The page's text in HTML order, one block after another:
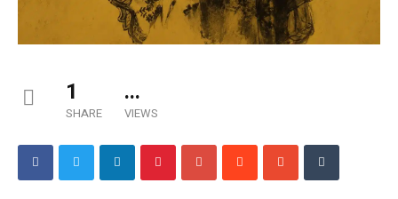
1
SHARE
...
VIEWS